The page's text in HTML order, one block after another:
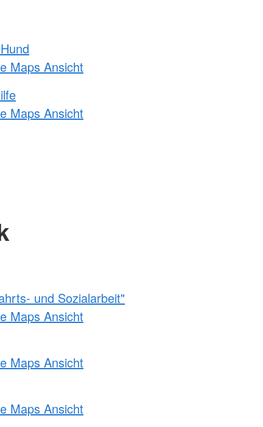
Maps Ansicht
Maps Ansicht
und Sozialarbeit"
Maps Ansicht
Maps Ansicht
Maps Ansicht